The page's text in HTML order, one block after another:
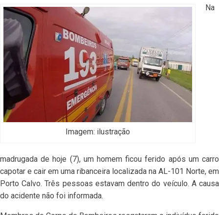
Imagem: ilustração
Na
madrugada de hoje (7), um homem ficou ferido após um carro
capotar e cair em uma ribanceira localizada na AL-101 Norte, em
Porto Calvo. Três pessoas estavam dentro do veículo. A causa
do acidente não foi informada.